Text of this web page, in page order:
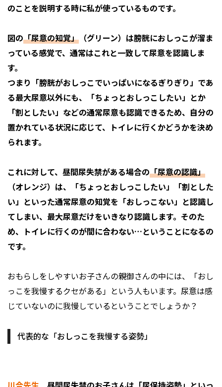
のことを説明する時に私が使っているものです。
図の「尿意の知覚」 （グリーン）は膀胱におしっこが溜ま
っている感覚で、通常はこれと一致して尿意を認識しま
す。
つまり「膀胱がおしっこでいっぱいになるぎりぎり」であ
る最大尿意以外にも、「ちょっとおしっこしたい」とか
「割としたい」などの通常尿意も認識できるため、自分の
置かれている状況に応じて、トイレに行くかどうかを決め
られます。
これに対して、昼間尿失禁がある場合の「尿意の認識」
（オレンジ）は、「ちょっとおしっこしたい」「割とした
い」といった通常尿意の知覚を「おしっこない」と認識し
てしまい、最大尿意だけをいきなり認識します。そのた
め、トイレに行くのが間に合わない…ということになるの
です。
おもらしをしやすいお子さんの親御さんの中には、「おし
っこを我慢するクセがある」という人もいます。尿意は感
じていないのに我慢しているということでしょうか？
代表的な「おしっこを我慢する姿勢」